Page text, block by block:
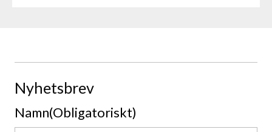
Nyhetsbrev
Namn(Obligatoriskt)